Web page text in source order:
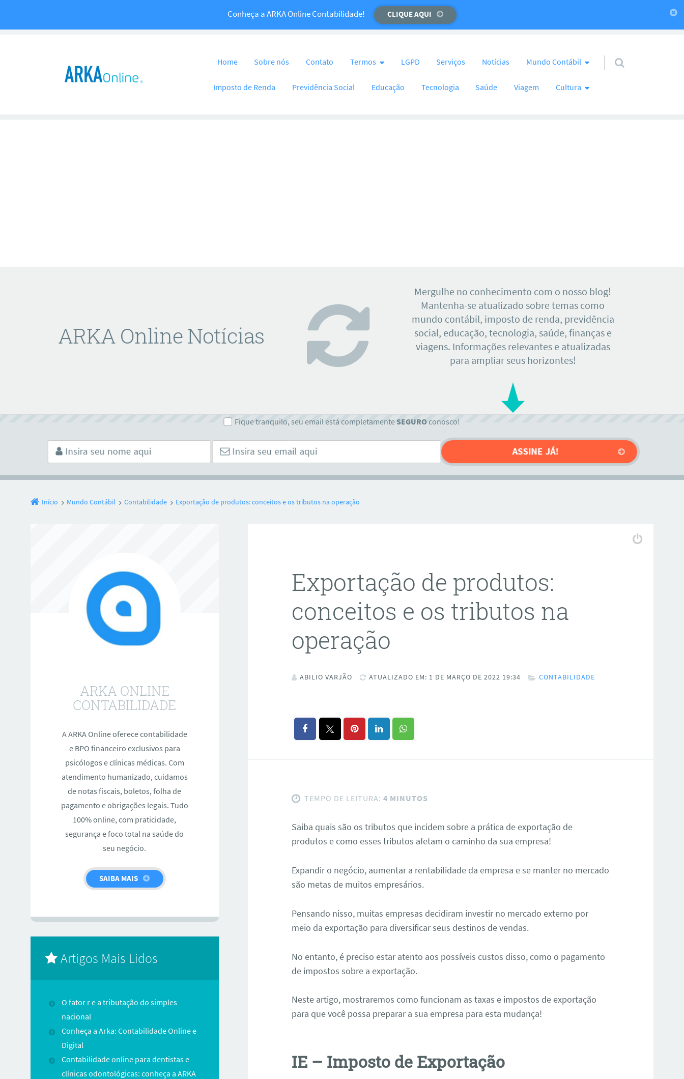
Temos um recado importante para você! CLIQUE AQUI
Conheça a ARKA Online Contabilidade! CLIQUE AQUI
Home Sobre nós Contato Termos LGPD Serviços Notícias Mundo Contábil
Imposto de Renda Previdência Social Educação Tecnologia Saúde Viagem Cultura
ARKA Online Notícias
Mergulhe no conhecimento com o nosso blog!
Mantenha-se atualizado sobre temas como
mundo contábil, imposto de renda, previdência
social, educação, tecnologia, saúde, finanças e
viagens. Informações relevantes e atualizadas
para ampliar seus horizontes!
Fique tranquilo, seu email está completamente SEGUROconosco!
Início Mundo Contábil Contabilidade Exportação de produtos: conceitos e os tributos na operação
Exportação de produtos:
conceitos e os tributos na
operação
ABILIO VARJÃO ATUALIZADO EM: 1 DE MARÇO DE 2022 19:34 CONTABILIDADE
TEMPO DE LEITURA: 4 MINUTOS
Saiba quais são os tributos que incidem sobre a prática de exportação de
produtos e como esses tributos afetam o caminho da sua empresa!
Expandir o negócio, aumentar a rentabilidade da empresa e se manter no mercado
são metas de muitos empresários.
Pensando nisso, muitas empresas decidiram investir no mercado externo por
meio da exportação para diversificar seus destinos de vendas.
No entanto, é preciso estar atento aos possíveis custos disso, como o pagamento
de impostos sobre a exportação.
Neste artigo, mostraremos como funcionam as taxas e impostos de exportação
para que você possa preparar a sua empresa para esta mudança!
IE – Imposto de Exportação
ARKA ONLINE
CONTABILIDADE
A ARKA Online oferece contabilidade
e BPO financeiro exclusivos para
psicólogos e clínicas médicas. Com
atendimento humanizado, cuidamos
de notas fiscais, boletos, folha de
pagamento e obrigações legais. Tudo
100% online, com praticidade,
segurança e foco total na saúde do
seu negócio.
SAIBA MAIS
Artigos Mais Lidos
O fator r e a tributação do simples
nacional
Conheça a Arka: Contabilidade Online e
Digital
Contabilidade online para dentistas e
clínicas odontológicas: conheça a ARKA